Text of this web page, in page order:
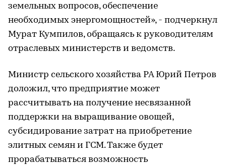
земельных вопросов, обеспечение
необходимых энергомощностей», - подчеркнул
Мурат Кумпилов, обращаясь к руководителям
отраслевых министерств и ведомств.
Министр сельского хозяйства РА Юрий Петров
доложил, что предприятие может
рассчитывать на получение несвязанной
поддержки на выращивание овощей,
субсидирование затрат на приобретение
элитных семян и ГСМ. Также будет
прорабатываться возможность